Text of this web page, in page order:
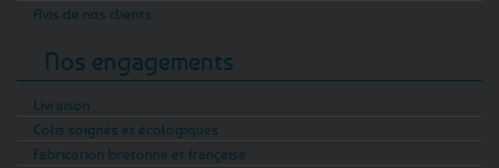
Avis de nos clients
Nos engagements
Livraison
Colis soignés et écologiques
Fabrication bretonne et française